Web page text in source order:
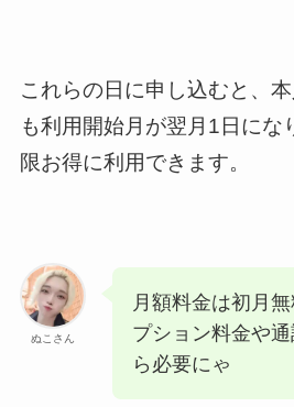
これらの日に申し込むと、
も利用開始月が翌月1日にな
限お得に利用できます。
ぬこさん
月額料金は初月
プション料金や
ら必要にゃ